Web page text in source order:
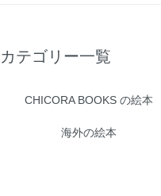
カテゴリー一覧
CHICORA BOOKS の絵本
海外の絵本